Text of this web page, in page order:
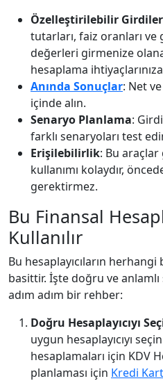
Özelleştirilebilir Girdiler
tutarları, faiz oranları
değerleri girmenize
hesaplama
Anında Sonuçlar: Net ve
içinde alın.
Senaryo Planlama:
farklı senaryoları test
Erişilebilirlik: Bu
kullanımı kolaydır,
gerektirmez.
Bu Finansal
Kullanılır
Bu hesaplayıcıların
basittir. İşte doğru ve
adım adım bir rehber:
Doğru Hesaplayıcıyı
uygun hesaplayıcıyı
hesaplamaları için KDV
planlaması için Kredi